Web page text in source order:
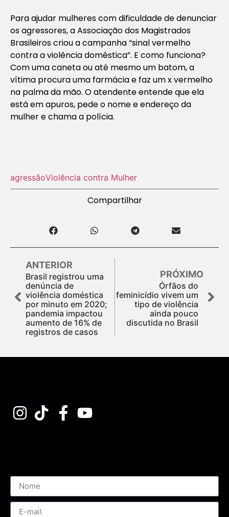
Para ajudar mulheres com dificuldade de denunciar
os agressores, a Associação dos Magistrados
Brasileiros criou a campanha “sinal vermelho
contra a violência doméstica”. E como funciona?
Com uma caneta ou até mesmo um batom, a
vítima procura uma farmácia e faz um x vermelho
na palma da mão. O atendente entende que ela
está em apuros, pede o nome e endereço da
mulher e chama a polícia.
agressãoViolência contra Mulher
Compartilhar
ANTERIOR
Brasil registrou uma
denúncia de
violência doméstica
por minuto em 2020;
pandemia impactou
aumento de 16% de
registros de casos
PRÓXIMO
Órfãos do
feminicídio vivem um
tipo de violência
ainda pouco
discutida no Brasil